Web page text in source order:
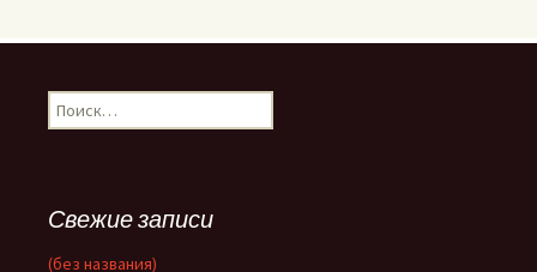
Найти:
Свежие записи
(без названия)